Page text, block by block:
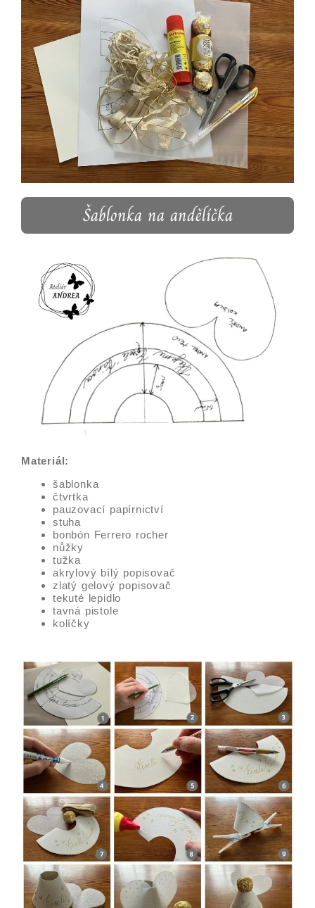
Šablonka na andělíčka
Materiál:
šablonka
čtvrtka
pauzovací papírnictví
stuha
bonbón Ferrero rocher
nůžky
tužka
akrylový bílý popisovač
zlatý gelový popisovač
tekuté lepidlo
tavná pistole
kolíčky